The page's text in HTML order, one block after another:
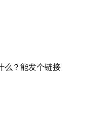
？能发个链接